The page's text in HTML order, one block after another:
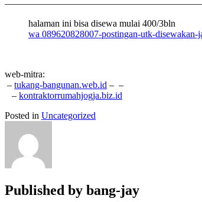
halaman ini bisa disewa mulai 400/3bln
wa 089620828007-postingan-utk-disewakan-
web-mitra:
– tukang-bangunan.web.id – –
– kontraktorrumahjogja.biz.id
Posted in Uncategorized
Published by bang-jay